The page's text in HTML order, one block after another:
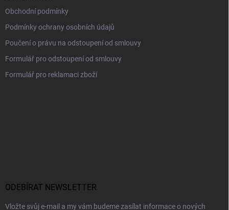
Obchodní podmínky
Podmínky ochrany osobních údajů
Poučení o právu na odstoupení od smlouvy
Formulář pro odstoupení od smlouvy
Formulář pro reklamaci zboží
ODEBÍRAT NEWSLETTER
Vložte svůj e-mail a my vám budeme zasílat informace o nových